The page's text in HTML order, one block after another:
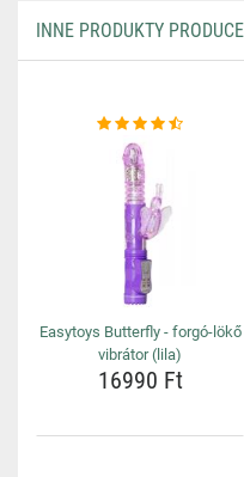
INNE PRODUKTY
Easytoys Butterfly - forgó-lökő
vibrátor (lila)
16990 Ft